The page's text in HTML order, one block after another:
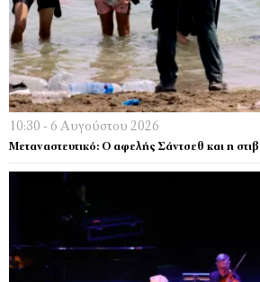
10:30 - 6 Αυγούστου 2026
Μεταναστευτικό: Ο αφελής Σάντσεθ και η